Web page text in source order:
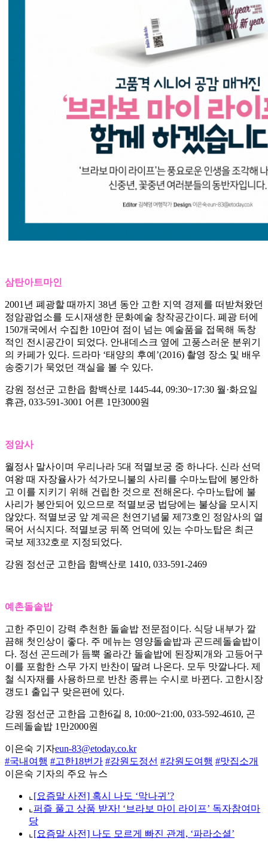
삼탄아트마인
2001년 폐광할 때까지 38년 동안 고한 지역 경제를 떠받쳐왔던
정암광업소를 도시재생한 문화예술 창작공간이다. 폐광 터에
150개국에서 수집한 10만여 점이 넘는 예술품을 접목해 독창
적인 전시공간이 되었다. 안내데스크 옆에 고풍스러운 분위기
의 카페가 있다. 드라마 ‘태양의 후예’(2016) 촬영 장소 및 배우
송중기가 묵었던 객실을 볼 수 있다.
강원 정선군 고한읍 함백산로 1445-44, 09:30~17:30 월·화요일
휴관, 033-591-3001 어른 1만3000원
정암사
월정사 말사이며 우리나라 5대 적멸보궁 중 하나다. 신라 선덕
여왕 때 자장율사가 석가모니불의 사리를 수마노탑에 봉안하
고 이를 지키기 위해 건립한 것으로 전해온다. 수마노탑에 불
사리가 봉안되어 있으므로 적멸보궁 법당에는 불상을 모시지
않았다. 적멸보궁 앞 계곡은 천연기념물 제73호인 정암사의 열
목어 서식지다. 적멸보궁 뒤쪽 언덕에 있는 수마노탑은 최근
국보 제332호로 지정되었다.
강원 정선군 고한읍 함백산로 1410, 033-591-2469
예촌돌솥밥
고한 주민이 강력 추천한 돌솥밥 전문점이다. 식당 내부가 깔
끔해 첫인상이 좋다. 주 메뉴는 영양돌솥밥과 곤드레돌솥밥이
다. 정선 곤드레가 듬뿍 올라간 돌솥밥에 된장찌개와 고등어구
이를 포함한 스무 가지 반찬이 딸려 나온다. 모두 맛깔나다. 제
철 식자재를 사용하므로 반찬 종류는 수시로 바뀐다. 고한시장
갱도1 출입구 맞은편에 있다.
강원 정선군 고한읍 고한6길 8, 10:00~21:00, 033-592-4610, 곤
드레돌솥밥 1만2000원
이은숙 기자eun-83@etoday.co.kr
#국내여행 #고한18번가 #강원도정선 #강원도여행 #맛집소개
이은숙 기자의 주요 뉴스
⌞ [요즘말 사전] 혹시 나도 ‘막나귀’?
⌞ 퍼즐 풀고 상품 받자! ‘브라보 마이 라이프’ 독자참여마
당
⌞ [요즘말 사전] 나도 모르게 빠진 관계, ‘파라소셜’